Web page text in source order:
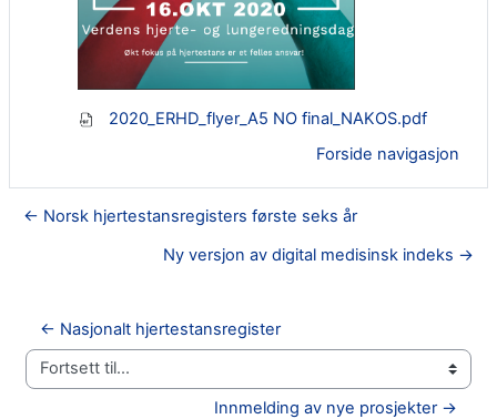
2020_ERHD_flyer_A5 NO final_NAKOS.pdf
Forside navigasjon
← Norsk hjertestansregisters første seks år
Ny versjon av digital medisinsk indeks →
← Nasjonalt hjertestansregister
Fortsett til...
Innmelding av nye prosjekter →